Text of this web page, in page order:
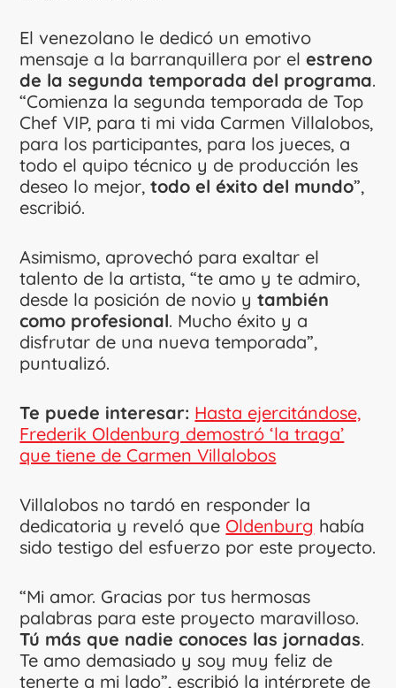
El venezolano le dedicó un emotivo
mensaje a la barranquillera por elestreno
de la segunda temporada del programa.
“Comienza la segunda temporada de Top
Chef VIP, para ti mi vida Carmen Villalobos,
para los participantes, para los jueces, a
todo el quipo técnico y de producción les
deseo lo mejor,todo el éxito del mundo”,
escribió.
Asimismo, aprovechó para exaltar el
talento de la artista, “te amo y te admiro,
desde la posición de novio ytambién
como profesional. Mucho éxito y a
disfrutar de una nueva temporada”,
puntualizó.
Te puede interesar: Hasta ejercitándose,
Frederik Oldenburg demostró ‘la traga’
que tiene de Carmen Villalobos
Villalobos no tardó en responder la
dedicatoria y reveló que Oldenburg había
sido testigo del esfuerzo por este proyecto.
“Mi amor. Gracias por tus hermosas
palabras para este proyecto maravilloso.
Tú más que nadie conoces las jornadas.
Te amo demasiado y soy muy feliz de
tenerte a mi lado”, escribió la intérprete de